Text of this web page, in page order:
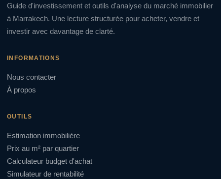
Guide d'investissement et outils d'analyse du marché immobilier
à Marrakech. Une lecture structurée pour acheter, vendre et
investir avec davantage de clarté.
INFORMATIONS
Nous contacter
À propos
OUTILS
Estimation immobilière
Prix au m² par quartier
Calculateur budget d'achat
Simulateur de rentabilité